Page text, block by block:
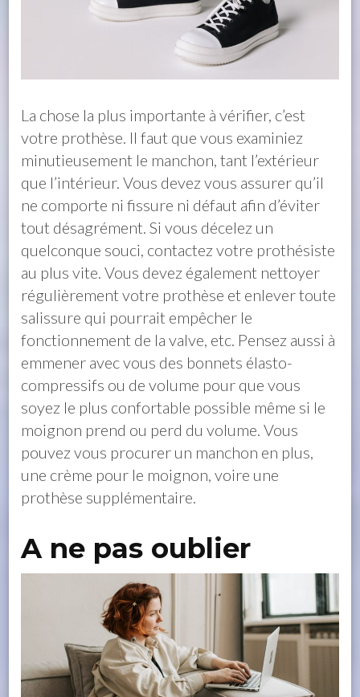
La chose la plus importante à vérifier, c’est
votre prothèse. Il faut que vous examiniez
minutieusement le manchon, tant l’extérieur
que l’intérieur. Vous devez vous assurer qu’il
ne comporte ni fissure ni défaut afin d’éviter
tout désagrément. Si vous décelez un
quelconque souci, contactez votre prothésiste
au plus vite. Vous devez également nettoyer
régulièrement votre prothèse et enlever toute
salissure qui pourrait empêcher le
fonctionnement de la valve, etc. Pensez aussi à
emmener avec vous des bonnets élasto-
compressifs ou de volume pour que vous
soyez le plus confortable possible même si le
moignon prend ou perd du volume. Vous
pouvez vous procurer un manchon en plus,
une crème pour le moignon, voire une
prothèse supplémentaire.
A ne pas oublier